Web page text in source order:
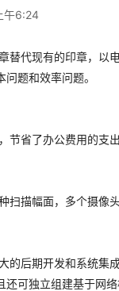
午6:24
代现有的印章，以
题和效率问题。
省了办公费用的支
描幅面，多个摄像
后期开发和系统集
可独立组建基于网